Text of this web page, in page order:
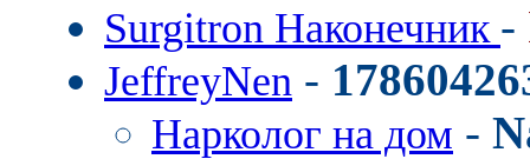
Surgitron Наконечник -
JeffreyNen -
Нарколог на дом -